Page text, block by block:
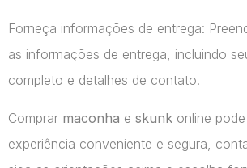
Forneça informações de entrega:
as informações de entrega, incluindo
completo e detalhes de contato.
Comprar maconha e skunk online
experiência conveniente e segura,